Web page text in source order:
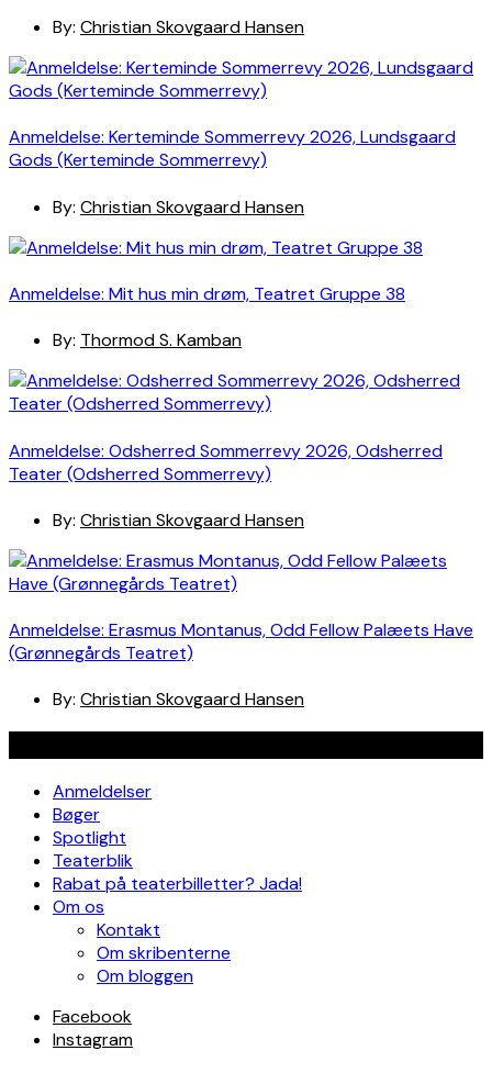
By: Christian Skovgaard Hansen
Anmeldelse: Kerteminde Sommerrevy 2026, Lundsgaard
Gods (Kerteminde Sommerrevy)
By: Christian Skovgaard Hansen
Anmeldelse: Mit hus min drøm, Teatret Gruppe 38
By: Thormod S. Kamban
Anmeldelse: Odsherred Sommerrevy 2026, Odsherred
Teater (Odsherred Sommerrevy)
By: Christian Skovgaard Hansen
Anmeldelse: Erasmus Montanus, Odd Fellow Palæets Have
(Grønnegårds Teatret)
By: Christian Skovgaard Hansen
Anmeldelser
Bøger
Spotlight
Teaterblik
Rabat på teaterbilletter? Jada!
Om os
Kontakt
Om skribenterne
Om bloggen
Facebook
Instagram